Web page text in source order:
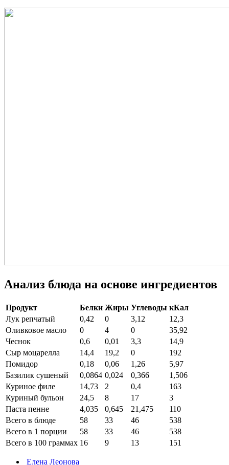
Анализ блюда на основе ингредиентов
Продукт Белки Жиры Углеводы кКал
Лук репчатый
0,42 0 3,12
12,3
Оливковое масло
0 4 0
35,92
Чеснок
0,6 0,01 3,3
14,9
Сыр моцарелла
14,4 19,2 0
192
Помидор
0,18 0,06 1,26
5,97
Базилик сушеный
0,0864 0,024 0,366
1,506
Куриное филе
14,73 2 0,4
163
Куриный бульон
24,5 8 17
3
Паста пенне
4,035 0,645 21,475
110
Всего в блюде
58 33 46
538
Всего в 1 порции
58 33 46
538
Всего в 100 граммах 16 9 13 151
Елена Леонова